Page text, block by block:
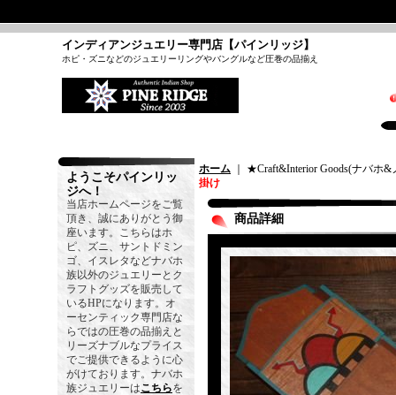
インディアンジュエリー専門店【パインリッジ】
ホピ・ズニなどのジュエリーリングやバングルなど圧巻の品揃え
ようこそパインリッ
ジへ！
当店ホームページをご覧
頂き、誠にありがとう御
座います。こちらはホ
ピ、ズニ、サントドミン
ゴ、イスレタなどナバホ
族以外のジュエリーとク
ラフトグッズを販売して
いるHPになります。オ
ーセンティック専門店な
らではの圧巻の品揃えと
リーズナブルなプライス
でご提供できるように心
がけております。ナバホ
族ジュエリーはこちらを
ホーム ｜ ★Craft&Interior Goods(ナバホ
掛け
商品詳細